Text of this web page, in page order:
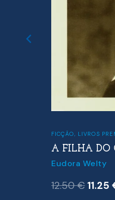
FICÇÃO, LIVROS
A FILHA DO
Eudora Welty
12.50€O
11.25